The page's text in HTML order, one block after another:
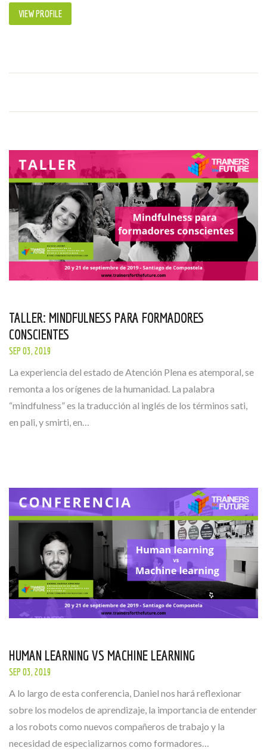
VIEW PROFILE
TALLER: MINDFULNESS PARA FORMADORES
CONSCIENTES
SEP 03, 2019
La experiencia del estado de Atención Plena es atemporal, se
remonta a los orígenes de la humanidad. La palabra
“mindfulness” es la traducción al inglés de los términos sati,
en pali, y smirti, en…
HUMAN LEARNING VS MACHINE LEARNING
SEP 03, 2019
A lo largo de esta conferencia, Daniel nos hará reflexionar
sobre los modelos de aprendizaje, la importancia de entender
a los robots como nuevos compañeros de trabajo y la
necesidad de especializarnos como formadores…